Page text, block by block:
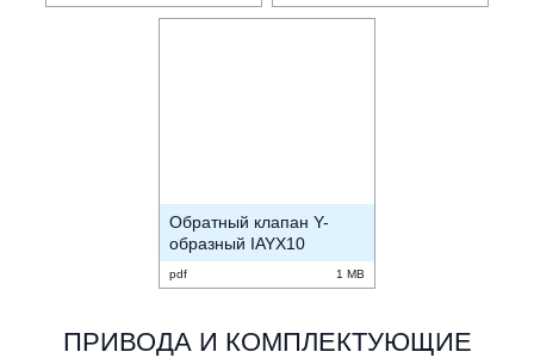
Обратный клапан Y-
образный IAYX10
pdf 1 MB
ПРИВОДА И КОМПЛЕКТУЮЩИЕ